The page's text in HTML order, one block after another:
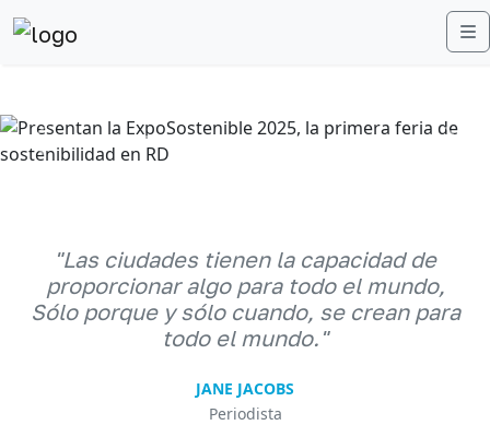
Anterior
"Las ciudades tienen la capacidad de
proporcionar algo para todo el mundo,
Sólo porque y sólo cuando, se crean para
todo el mundo."
JANE JACOBS
Periodista